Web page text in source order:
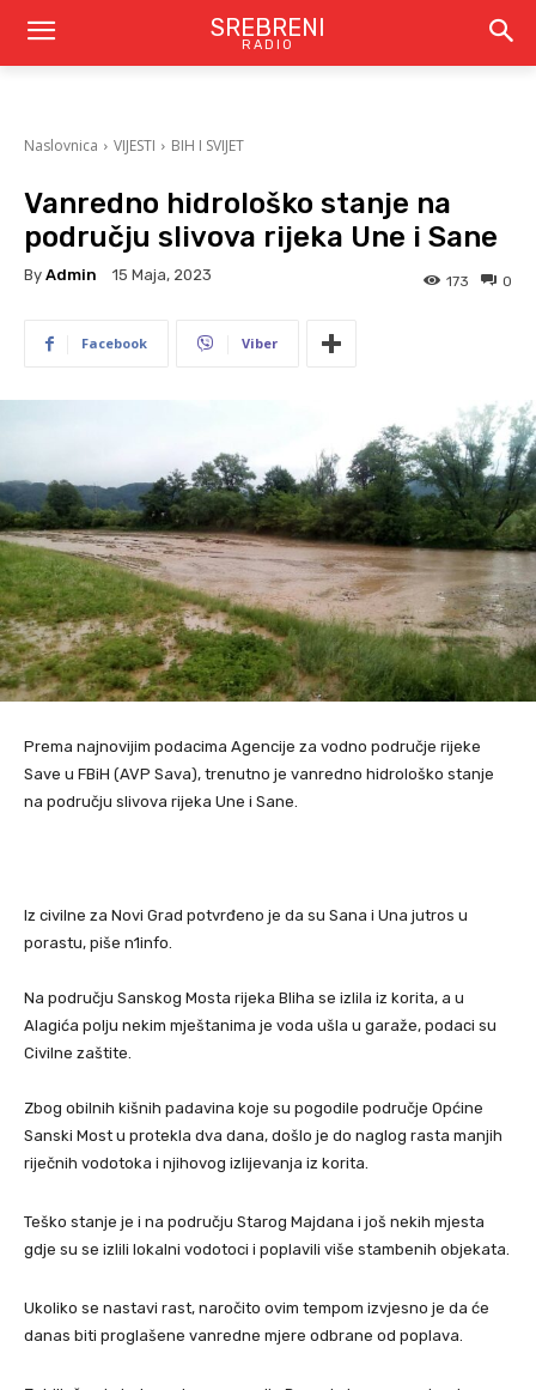
SREBRENI
RADIO
Naslovnica VIJESTI BIH I SVIJET
Vanredno hidrološko stanje na
području slivova rijeka Une i Sane
By Admin 15 Maja, 2023 0
173
Facebook Viber
Prema najnovijim podacima Agencije za vodno područje rijeke
Save u FBiH (AVP Sava), trenutno je vanredno hidrološko stanje
na području slivova rijeka Une i Sane.
Iz civilne za Novi Grad potvrđeno je da su Sana i Una jutros u
porastu, piše n1info.
Na području Sanskog Mosta rijeka Bliha se izlila iz korita, a u
Alagića polju nekim mještanima je voda ušla u garaže, podaci su
Civilne zaštite.
Zbog obilnih kišnih padavina koje su pogodile područje Općine
Sanski Most u protekla dva dana, došlo je do naglog rasta manjih
riječnih vodotoka i njihovog izlijevanja iz korita.
Teško stanje je i na području Starog Majdana i još nekih mjesta
gdje su se izlili lokalni vodotoci i poplavili više stambenih objekata.
Ukoliko se nastavi rast, naročito ovim tempom izvjesno je da će
danas biti proglašene vanredne mjere odbrane od poplava.